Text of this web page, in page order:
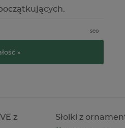
seo
»
z
Słoiki z